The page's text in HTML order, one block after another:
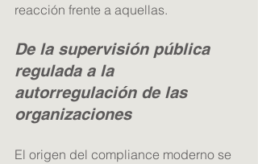
reacción frente a aquellas.
De la supervisión pública
regulada a la
autorregulación de las
organizaciones
El origen del compliance moderno se